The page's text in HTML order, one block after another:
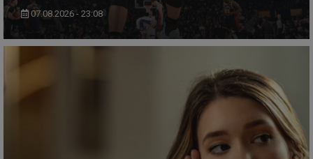
07.08.2026 - 23:08